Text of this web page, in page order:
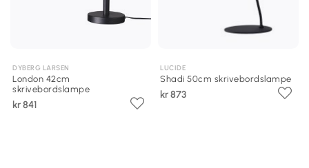
DYBERG LARSEN
London 42cm
skrivebordslampe
kr 841
LUCIDE
Shadi 50cm skrivebordslampe
kr 873